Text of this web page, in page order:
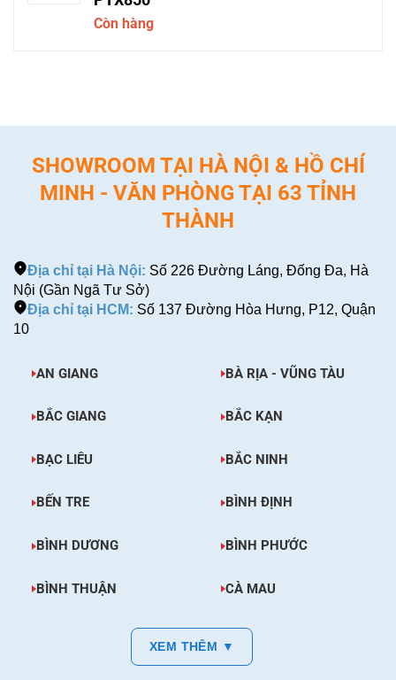
Còn hàng
SHOWROOM TẠI HÀ NỘI & HỒ CHÍ
MINH - VĂN PHÒNG TẠI 63 TỈNH
THÀNH
Địa chỉ tại Hà Nội: Số 226 Đường Láng, Đống Đa, Hà
Nội (Gần Ngã Tư Sở)
Địa chỉ tại HCM: Số 137 Đường Hòa Hưng, P12, Quận
10
AN GIANG BÀ RỊA - VŨNG TÀU
BẮC GIANG BẮC KẠN
BẠC LIÊU BẮC NINH
BẾN TRE BÌNH ĐỊNH
BÌNH DƯƠNG BÌNH PHƯỚC
BÌNH THUẬN CÀ MAU
XEM THÊM ▼